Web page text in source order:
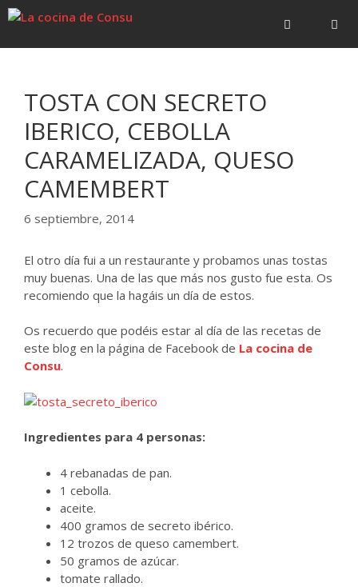
Saltar
Saltar
TOSTA CON SECRETO
IBERICO, CEBOLLA
CARAMELIZADA, QUESO
CAMEMBERT
6 septiembre, 2014
El otro día fui a un restaurante y probamos unas tostas
muy buenas. Una de las que más nos gusto fue esta. Os
recomiendo que la hagáis un día de estos.
Os recuerdo que podéis estar al día de las recetas de
este blog en la página de Facebook de La cocina de
Consu.
Ingredientes para 4 personas:
4 rebanadas de pan.
1 cebolla.
aceite.
400 gramos de secreto ibérico.
12 trozos de queso camembert.
50 gramos de azúcar.
tomate rallado.